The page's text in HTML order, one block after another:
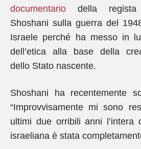
documentario della regista
Shoshani sulla guerra del
Israele perché ha messo in
dell’etica alla base della
dello Stato nascente.
Shoshani ha recentemente
“Improvvisamente mi sono
ultimi due orribili anni l’intera
israeliana è stata